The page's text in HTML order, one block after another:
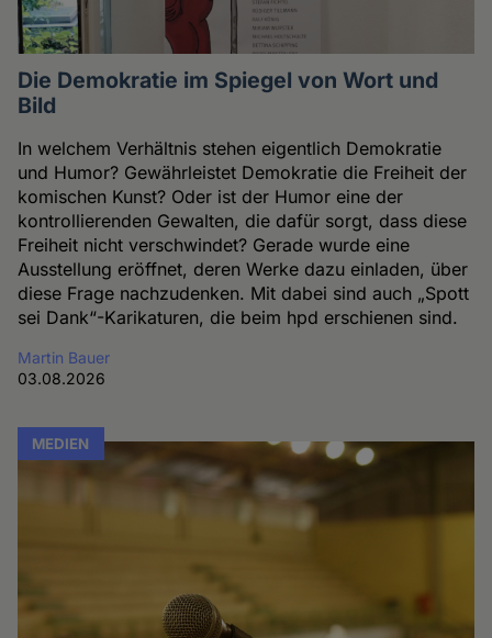
Die Demokratie im Spiegel von Wort und
Bild
In welchem Verhältnis stehen eigentlich Demokratie
und Humor? Gewährleistet Demokratie die Freiheit der
komischen Kunst? Oder ist der Humor eine der
kontrollierenden Gewalten, die dafür sorgt, dass diese
Freiheit nicht verschwindet? Gerade wurde eine
Ausstellung eröffnet, deren Werke dazu einladen, über
diese Frage nachzudenken. Mit dabei sind auch „Spott
sei Dank“-Karikaturen, die beim hpd erschienen sind.
Martin Bauer
03.08.2026
MEDIEN